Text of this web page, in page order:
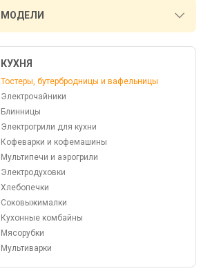
МОДЕЛИ
КУХНЯ
Тостеры, бутербродницы и вафельницы
Электрочайники
Блинницы
Электрогрили для кухни
Кофеварки и кофемашины
Мультипечи и аэрогрили
Электродуховки
Хлебопечки
Соковыжималки
Кухонные комбайны
Мясорубки
Мультиварки